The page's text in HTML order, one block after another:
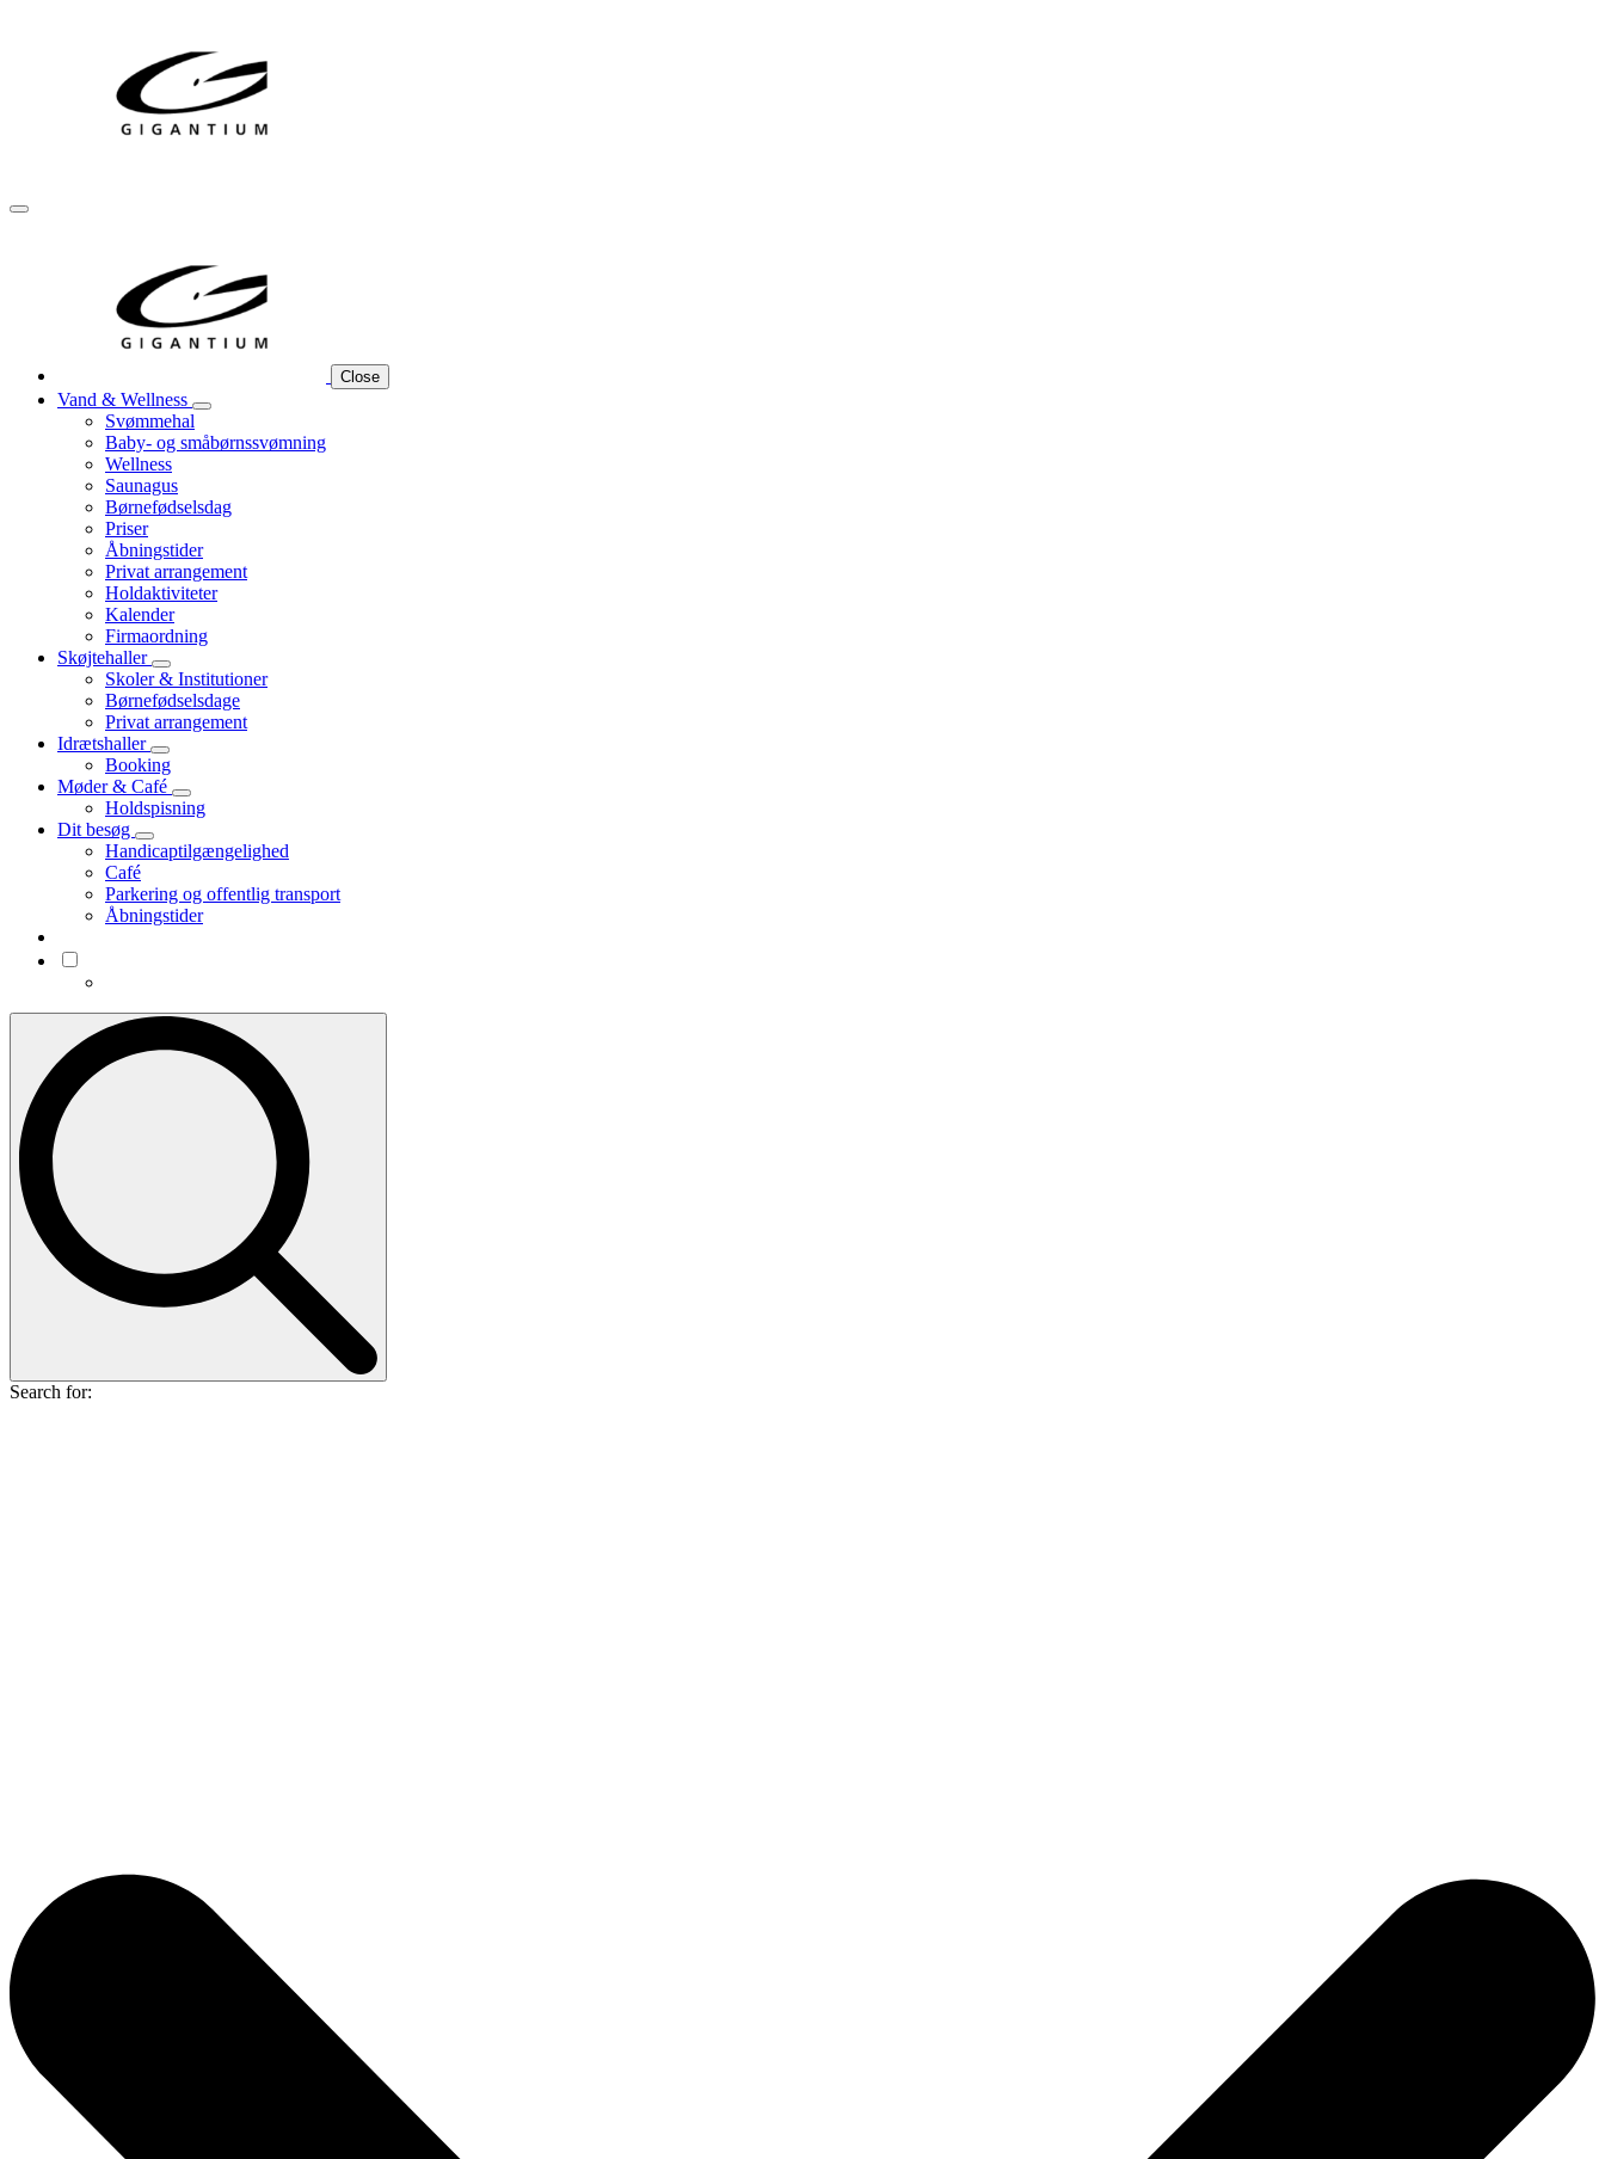
Close
Vand & Wellness
Svømmehal
Baby- og småbørnssvømning
Wellness
Saunagus
Børnefødselsdag
Priser
Åbningstider
Privat arrangement
Holdaktiviteter
Kalender
Firmaordning
Skøjtehaller
Skoler & Institutioner
Børnefødselsdage
Privat arrangement
Idrætshaller
Booking
Møder & Café
Holdspisning
Dit besøg
Handicaptilgængelighed
Café
Parkering og offentlig transport
Åbningstider
Search for: